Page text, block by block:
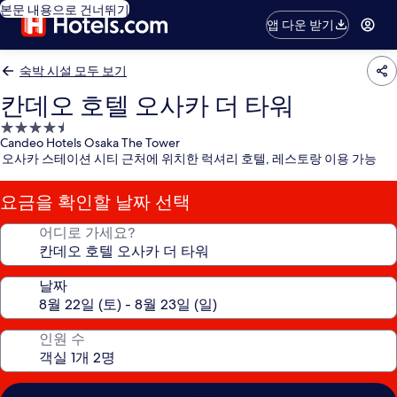
본문 내용으로 건너뛰기
앱 다운 받기
숙박 시설 모두 보기
칸데오 호텔 오사카 더 타워
4.5
성
급
숙
박
시
Candeo Hotels Osaka The Tower
오사카 스테이션 시티 근처에 위치한 럭셔리 호텔, 레스토랑 이용 가능
요금을 확인할 날짜 선택
어디로 가세요?
날짜
인원 수